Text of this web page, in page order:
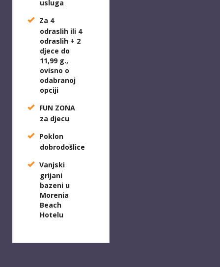
usluga
Za 4
odraslih ili 4
odraslih + 2
djece do
11,99 g.,
ovisno o
odabranoj
opciji
FUN ZONA
za djecu
Poklon
dobrodošlice
Vanjski
grijani
bazeni u
Morenia
Beach
Hotelu